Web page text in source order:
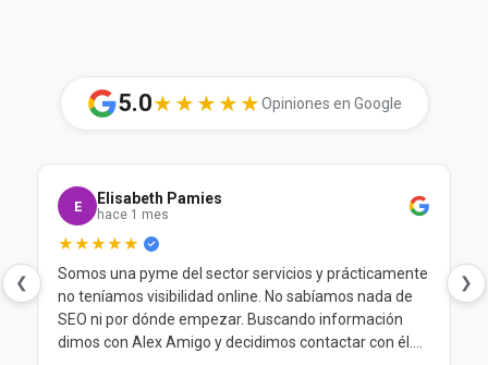
5.0★★★★★Opiniones en Google
❮ ❯
E Elisabeth Pamies
hace 1 mes
★★★★★
Somos una pyme del sector servicios y prácticamente
no teníamos visibilidad online. No sabíamos nada de
SEO ni por dónde empezar. Buscando información
dimos con Alex Amigo y decidimos contactar con él.